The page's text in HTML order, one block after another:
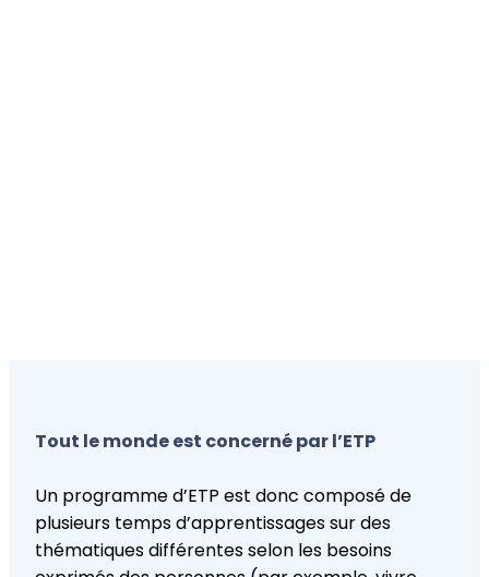
Tout le monde est concerné par l’ETP
Un programme d’ETP est donc composé de
plusieurs temps d’apprentissages sur des
thématiques différentes selon les besoins